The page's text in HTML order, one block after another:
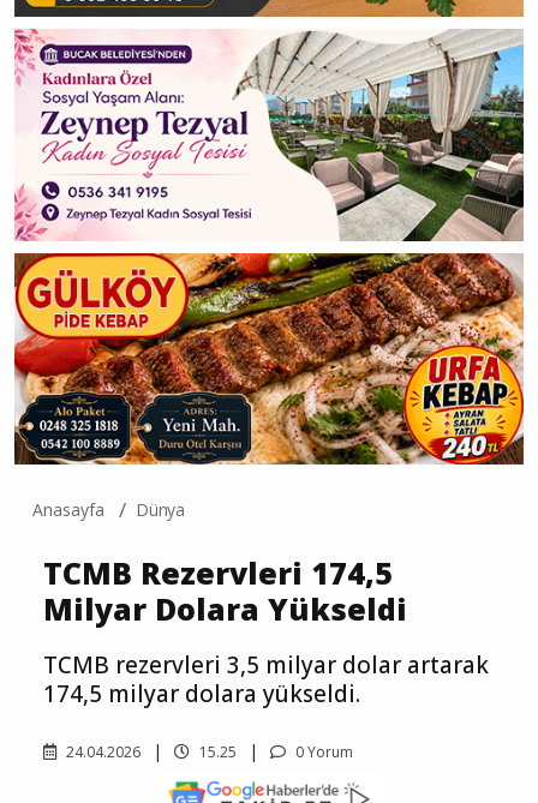
Anasayfa Dünya
TCMB Rezervleri 174,5
Milyar Dolara Yükseldi
TCMB rezervleri 3,5 milyar dolar artarak
174,5 milyar dolara yükseldi.
24.04.2026 15.25 0 Yorum